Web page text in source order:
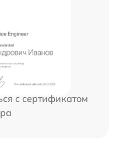
с сертификатом